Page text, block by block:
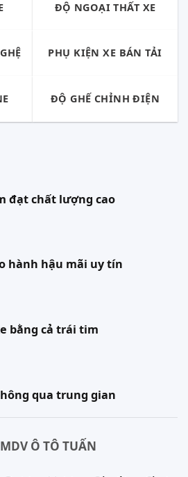
ĐỘ NGOẠI THẤT XE
PHỤ KIỆN XE BÁN TẢI
ĐỘ GHẾ CHỈNH ĐIỆN
đạt chất lượng cao
hành hậu mãi uy tín
bằng cả trái tim
qua trung gian
Ô TÔ TUẤN